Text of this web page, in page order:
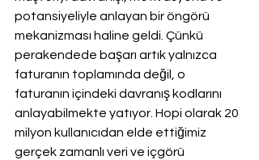
potansiyeliyle anlayan bir öngörü
mekanizması haline geldi. Çünkü
perakendede başarı artık yalnızca
faturanın toplamında değil, o
faturanın içindeki davranış kodlarını
anlayabilmekte yatıyor. Hopi olarak 20
milyon kullanıcıdan elde ettiğimiz
gerçek zamanlı veri ve içgörü